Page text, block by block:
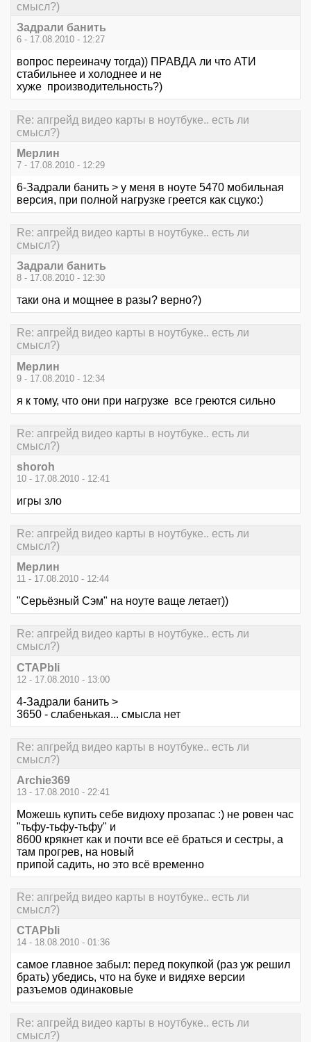
смысл?)
Задрали банить
6 - 17.08.2010 - 12:27
вопрос переиначу тогда)) ПРАВДА ли что АТИ
стабильнее и холоднее и не
хуже производительность?)
Re: апгрейд видео карты в ноутбуке.. есть ли
смысл?)
Мерлин
7 - 17.08.2010 - 12:29
6-Задрали банить > у меня в ноуте 5470 мобильная
версия, при полной нагрузке греется как сцуко:)
Re: апгрейд видео карты в ноутбуке.. есть ли
смысл?)
Задрали банить
8 - 17.08.2010 - 12:30
таки она и мощнее в разы? верно?)
Re: апгрейд видео карты в ноутбуке.. есть ли
смысл?)
Мерлин
9 - 17.08.2010 - 12:34
я к тому, что они при нагрузке все греются сильно
Re: апгрейд видео карты в ноутбуке.. есть ли
смысл?)
shoroh
10 - 17.08.2010 - 12:41
игры зло
Re: апгрейд видео карты в ноутбуке.. есть ли
смысл?)
Мерлин
11 - 17.08.2010 - 12:44
"Серьёзный Сэм" на ноуте ваще летает))
Re: апгрейд видео карты в ноутбуке.. есть ли
смысл?)
CTAPbIi
12 - 17.08.2010 - 13:00
4-Задрали банить >
3650 - слабенькая... смысла нет
Re: апгрейд видео карты в ноутбуке.. есть ли
смысл?)
Archie369
13 - 17.08.2010 - 22:41
Можешь купить себе видюху прозапас :) не ровен час
"тьфу-тьфу-тьфу" и
8600 крякнет как и почти все её браться и сестры, а
там прогрев, на новый
припой садить, но это всё временно
Re: апгрейд видео карты в ноутбуке.. есть ли
смысл?)
CTAPbIi
14 - 18.08.2010 - 01:36
самое главное забыл: перед покупкой (раз уж решил
брать) убедись, что на буке и видяхе версии
разъемов одинаковые
Re: апгрейд видео карты в ноутбуке.. есть ли
смысл?)